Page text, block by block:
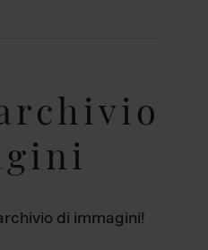
di immagini!